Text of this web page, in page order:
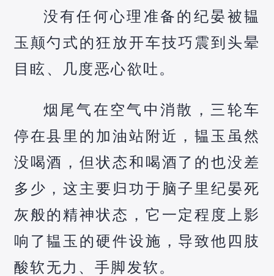
没有任何心理准备的纪晏被韫
玉颠勺式的狂放开车技巧震到头晕
目眩、几度恶心欲吐。
烟尾气在空气中消散，三轮车
停在县里的加油站附近，韫玉虽然
没喝酒，但状态和喝酒了的也没差
多少，这主要归功于脑子里纪晏死
灰般的精神状态，它一定程度上影
响了韫玉的硬件设施，导致他四肢
酸软无力、手脚发软。